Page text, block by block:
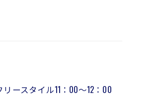
ースタイル11：00～12：00